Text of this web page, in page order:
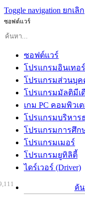
Toggle navigation ยกเลิก
ซอฟต์แวร์
ซอฟต์แวร์
โปรแกรมอินเทอ
โปรแกรมส่วนบุค
โปรแกรมมัลติมีเ
เกม PC คอมพิวเ
โปรแกรมบริหาร
โปรแกรมการศึก
โปรแกรมเมอร์
โปรแกรมยูทิลิตี้
ไดร์เวอร์ (Driver)
ค้